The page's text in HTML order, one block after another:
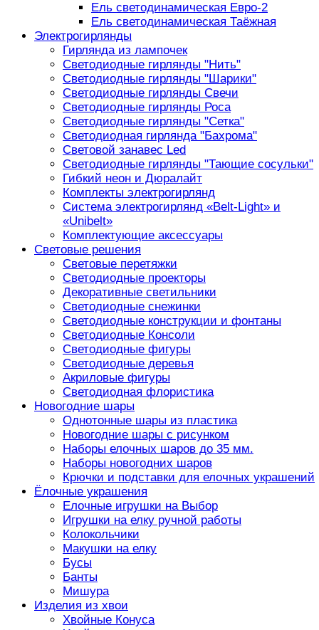
Ель светодинамическая Евро-2
Ель светодинамическая Таёжная
Электрогирлянды
Гирлянда из лампочек
Светодиодные гирлянды "Нить"
Светодиодные гирлянды "Шарики"
Светодиодные гирлянды Свечи
Светодиодные гирлянды Роса
Светодиодные гирлянды "Сетка"
Светодиодная гирлянда "Бахрома"
Световой занавес Led
Светодиодные гирлянды "Тающие сосульки"
Гибкий неон и Дюралайт
Комплекты электрогирлянд
Система электрогирлянд «Belt-Light» и
«Unibelt»
Комплектующие аксессуары
Световые решения
Световые перетяжки
Светодиодные проекторы
Декоративные светильники
Светодиодные снежинки
Светодиодные конструкции и фонтаны
Светодиодные Консоли
Светодиодные фигуры
Светодиодные деревья
Акриловые фигуры
Светодиодная флористика
Новогодние шары
Однотонные шары из пластика
Новогодние шары с рисунком
Наборы елочных шаров до 35 мм.
Наборы новогодних шаров
Крючки и подставки для елочных украшений
Ёлочные украшения
Елочные игрушки на Выбор
Игрушки на елку ручной работы
Колокольчики
Макушки на елку
Бусы
Банты
Мишура
Изделия из хвои
Хвойные Конуса